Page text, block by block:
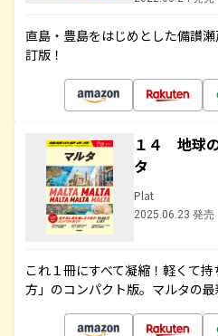
直島・豊島をはじめとした備讃
訂版！
１４ 地球
タ
Plat
2025.06.23 発売
これ１冊にすべて凝縮！軽くて
方」のコンパクト版。マルタの